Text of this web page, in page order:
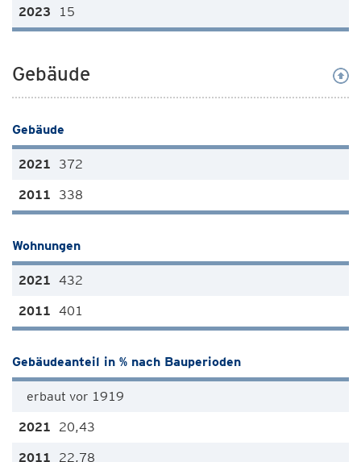
15
Gebäude
Gebäude
372
338
Wohnungen
432
401
Gebäudeanteil in % nach Bauperioden
erbaut vor 1919
20,43
22,78